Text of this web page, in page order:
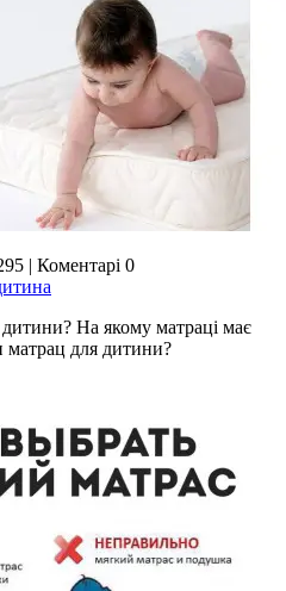
| Коментарі 0
На якому матраці має
матрац для дитини?